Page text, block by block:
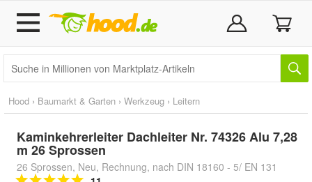
Hood › Baumarkt & Garten › Werkzeug › Leitern
Kaminkehrerleiter Dachleiter Nr. 74326 Alu 7,28
m 26 Sprossen
26 Sprossen, Neu, Rechnung, nach DIN 18160 - 5/ EN 131